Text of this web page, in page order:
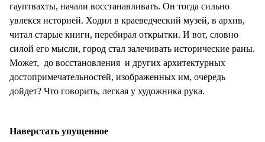
гауптвахты, начали восстанавливать. Он тогда сильно
увлекся историей. Ходил в краеведческий музей, в архив,
читал старые книги, перебирал открытки. И вот, словно
силой его мысли, город стал залечивать исторические раны.
Может, до восстановления и других архитектурных
достопримечательностей, изображенных им, очередь
дойдет? Что говорить, легкая у художника рука.
Наверстать упущенное